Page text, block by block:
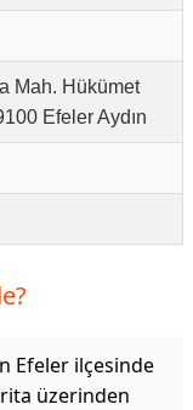
Mah. Hükümet
Efeler Aydın
Efeler ilçesinde
üzerinden